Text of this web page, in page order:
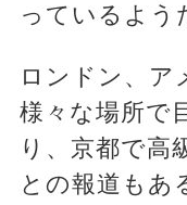
っているよう
ロンドン、ア
様々な場所で
り、京都で高
との報道もあ